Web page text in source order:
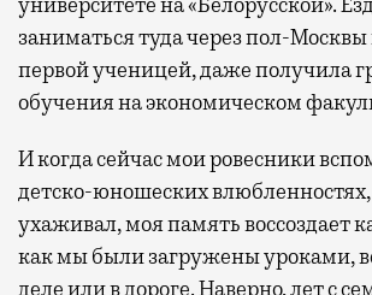
заниматься туда через пол-Москвы
первой ученицей, даже получила
обучения на экономическом
И когда сейчас мои ровесники
детско-юношеских влюбленностях,
ухаживал, моя память воссоздает
как мы были загружены уроками,
деле или в дороге. Наверно, лет с